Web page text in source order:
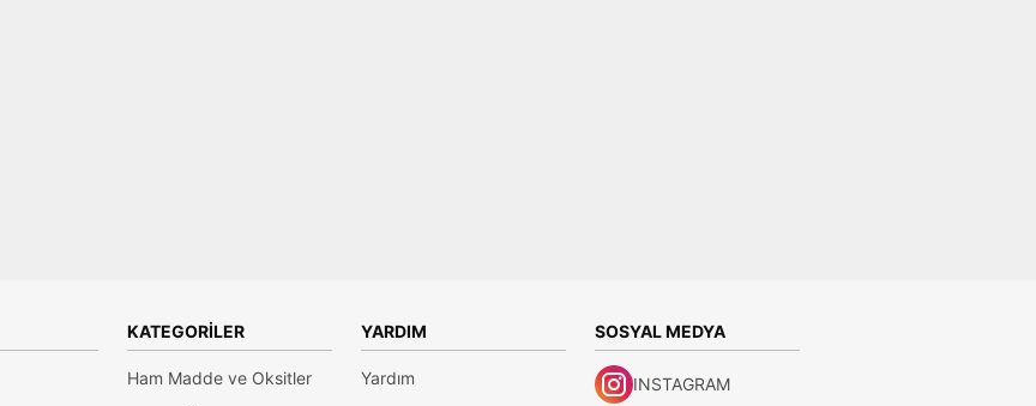
KATEGORILER
Ham Madde ve Oksitler
YARDIM
Yardım
SOSYAL MEDYA
INSTAGRAM